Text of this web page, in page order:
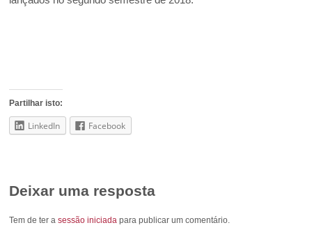
Partilhar isto:
LinkedIn Facebook
Deixar uma resposta
Tem de ter asessão iniciada para publicar um comentário.